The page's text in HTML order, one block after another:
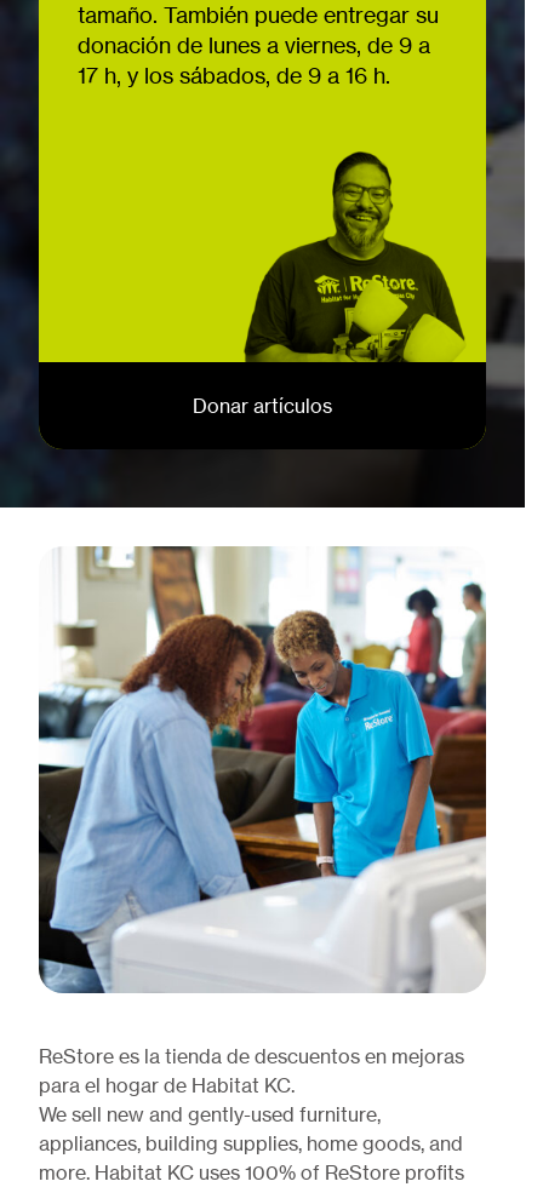
tamaño. También puede entregar su
donación de lunes a viernes, de 9 a
17 h, y los sábados, de 9 a 16 h.
Donar artículos
ReStore es la tienda de descuentos en mejoras
para el hogar de Habitat KC.
We sell new and gently-used furniture,
appliances, building supplies, home goods, and
more. Habitat KC uses 100% of ReStore profits